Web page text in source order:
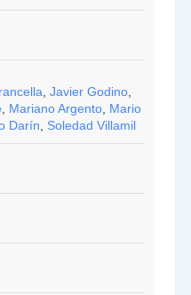
,Javier Godino
Mariano Argento Mario
Darín Soledad Villamil